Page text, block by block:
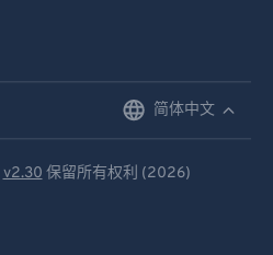
简体中文
v2.30 保留所有权利 (2026)